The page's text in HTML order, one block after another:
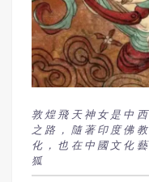
敦煌飛天神女是中
之路，隨著印度佛
化，也在中國文化
狐